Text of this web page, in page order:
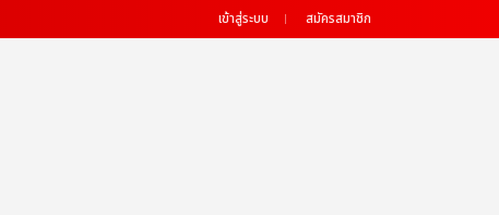
เข้าสู่ระบบ สมัครสมาชิก